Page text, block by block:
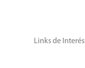
Links de Interés